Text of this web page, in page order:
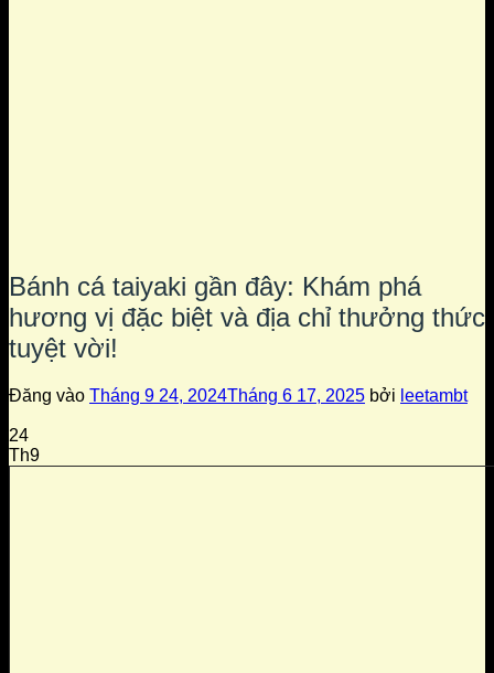
Bánh cá taiyaki gần đây: Khám phá
hương vị đặc biệt và địa chỉ thưởng thức
tuyệt vời!
Đăng vào Tháng 9 24, 2024Tháng 6 17, 2025 bởi leetambt
24
Th9